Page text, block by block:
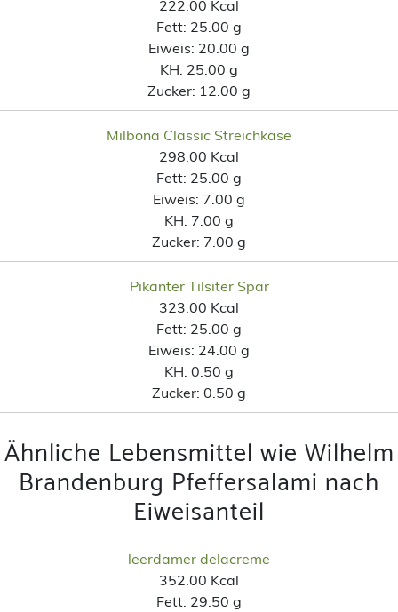
222.00 Kcal
Fett: 25.00 g
Eiweis: 20.00 g
KH: 25.00 g
Zucker: 12.00 g
Milbona Classic Streichkäse
298.00 Kcal
Fett: 25.00 g
Eiweis: 7.00 g
KH: 7.00 g
Zucker: 7.00 g
Pikanter Tilsiter Spar
323.00 Kcal
Fett: 25.00 g
Eiweis: 24.00 g
KH: 0.50 g
Zucker: 0.50 g
Ähnliche Lebensmittel wie Wilhelm
Brandenburg Pfeffersalami nach
Eiweisanteil
leerdamer delacreme
352.00 Kcal
Fett: 29.50 g